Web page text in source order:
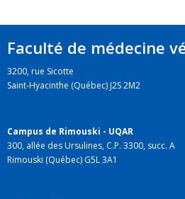
Faculté de médecine
3200, rue Sicotte
Saint-Hyacinthe (Québec) J2S 2M2
Campus de Rimouski - UQAR
300, allée des Ursulines, C.P. 3300, succ. A
Rimouski (Québec) G5L 3A1